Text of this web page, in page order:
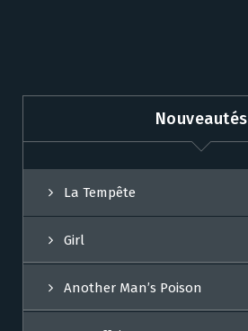
Nouveautés
La Tempête
Girl
Another Man’s Poison